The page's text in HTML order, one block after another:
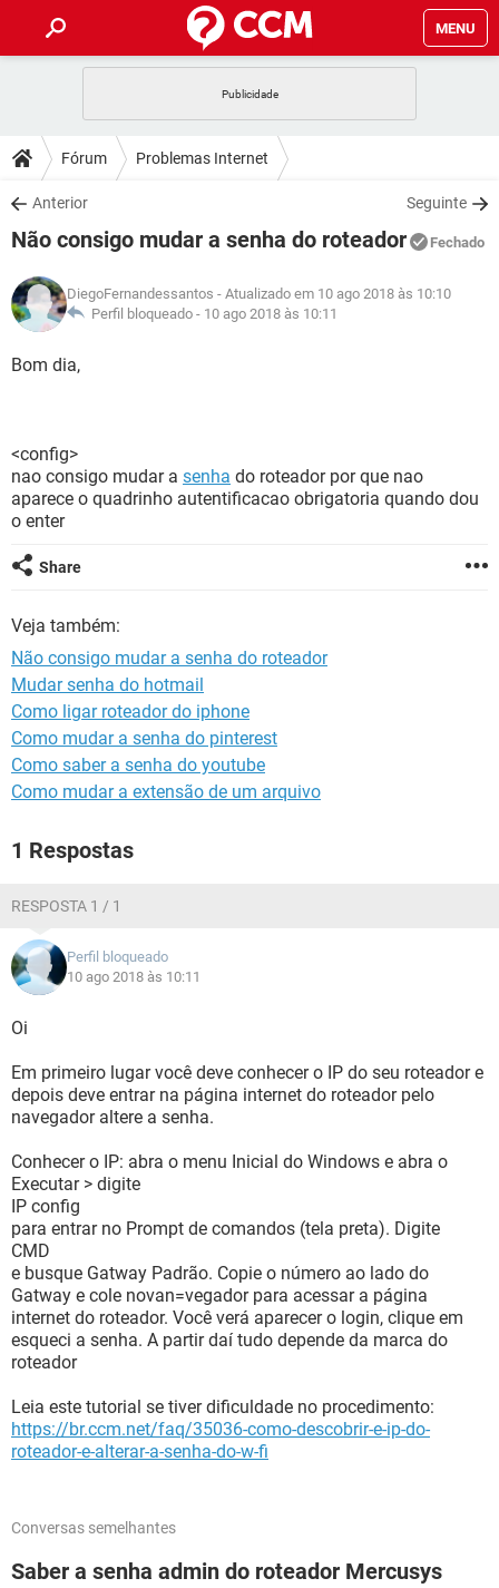
MENU
CELULAR FACEBOOK
OUTLOOK
INSTAGRAM GMAIL
GUIA DE COMPRAS
DICAS
JOGOS WHATSAPP
INSTAGRAM GMAIL
GUIA DE COMPRAS
DOWNLOADS
JOGOS WHATSAPP
CELULAR
OUTLOOK EXCEL
INSTAGRAM
JOGOS WHATSAPP
CELULAR
OUTLOOK
GUIA DE COMPRAS
GLOSSÁRIO
JOGOS
INSTAGRAM GMAIL
GUIA DE COMPRAS
Fórum Problemas Internet
Anterior Seguinte
Não consigo mudar a senha do roteador Fechado
DiegoFernandessantos - Atualizado em 10 ago 2018 às 10:10
Perfil bloqueado - 10 ago 2018 às 10:11
Bom dia,
<config>
nao consigo mudar a senha do roteador por que nao
aparece o quadrinho autentificacao obrigatoria quando dou
o enter
Share
Veja também:
Não consigo mudar a senha do roteador
Mudar senha do hotmail
Como ligar roteador do iphone
Como mudar a senha do pinterest
Como saber a senha do youtube
Como mudar a extensão de um arquivo
1 Respostas
RESPOSTA 1 / 1
Perfil bloqueado
10 ago 2018 às 10:11
Oi
Em primeiro lugar você deve conhecer o IP do seu roteador e
depois deve entrar na página internet do roteador pelo
navegador altere a senha.
Conhecer o IP: abra o menu Inicial do Windows e abra o
Executar > digite
IP config
para entrar no Prompt de comandos (tela preta). Digite
CMD
e busque Gatway Padrão. Copie o número ao lado do
Gatway e cole novan=vegador para acessar a página
internet do roteador. Você verá aparecer o login, clique em
esqueci a senha. A partir daí tudo depende da marca do
roteador
Leia este tutorial se tiver dificuldade no procedimento:
https://br.ccm.net/faq/35036-como-descobrir-e-ip-do-
roteador-e-alterar-a-senha-do-w-fi
Conversas semelhantes
Saber a senha admin do roteador Mercusys